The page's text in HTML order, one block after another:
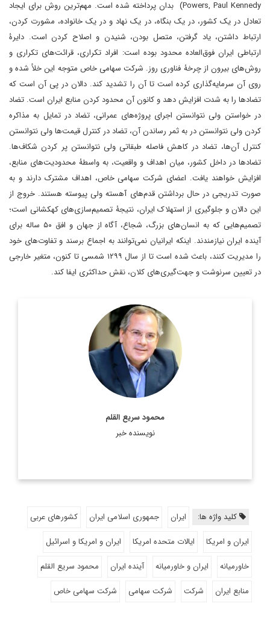
Powers, Paul Kennedy) بدان پرداخته شده است. مهم‌ترین روش برای ایجاد
تعادل در یک کشور، در یک بنگاه، در یک نهاد و در یک خانواده، مشورت کردن،
ارتباط داشتن، یاد گرفتن، متصل بودن، شنیدن و اصلاح کردن است. دایرۀ
ارتباطی ایران فوق‌العاده محدود بوده است: افراد تکراری، قرائت‌های تکراری و
روش‌های بیرون از چرخۀ فناوری روز. شرکت سهامی خاص متوجه این خلأ شده و
روی آن سرمایه‌گذاری کرده است تا آن را تشدید کند. دالان در پی آن است که
تضادها را به شدت افزایش دهد و کانون آن محدود کردن منابع ایران است. تضاد
در خواستن ولی نتوانستن اجرای پروژه‌های عمرانی، تضاد در تمایل به مذاکره
کردن ولی نتوانستن در به ثمر رساندن آن، تضاد در کنترل قیمت‌ها ولی نتوانستن
کنترل آن‌ها، تضاد در کاهش فاصله طبقاتی ولی نتوانستن پر کردن شکاف‌ها.
تضادها در داخل کشور، میان اهداف و واقعیت، به واسطۀ محدودیت‌های منابع،
افزایش خواهند یافت. اعضای شرکت سهامی خاص، اهداف مشترک دارند و به
صورت تدریجی در حال برداشتن قدم‌های آهسته ولی پیوسته هستند. خروج از
این دالان و جلوگیری از استهلاک ایران، نتیجۀ تصمیم‌سازی‌های کهکشانی است؛
تصمیم‌هایی که به انسان‌های بزرگ، شجاع، آگاه از جهان و افق ۵۰ ساله برای
آینده ایران نیازمندند. اینکه ایرانیان نمی‌توانند به اجماع برسند و تفاوت‌های خود
را مدیریت کنند، باعث شده است تا از سال ۱۲۹۹ شمسی تا کنون، متغیر خارجی
در تعیین سرنوشت و جهت‌گیری‌های کلان، نقش حداکثری ایفا کند.
محمود سریع القلم
نویسنده خبر
عضو هیئت علمی و استاد دانشگاه شهید بهشتی و کارشناس ارشد
روابط بین‌الملل.
اطلاعات بیشتر
کلید واژه ها: ایران جمهوری اسلامی ایران
کشورهای عربی
ایران و امریکا
ایالات متحده امریکا
ایران و امریکا و اسرائیل
خاورمیانه
ایران و خاورمیانه آینده ایران
محمود سریع القلم
منابع ایران
شرکت شرکت سهامی شرکت سهامی خاص